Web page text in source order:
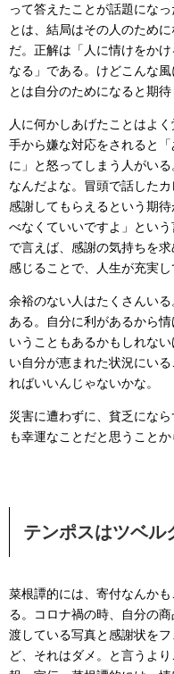
って答えたことが話題にな
とは、結局はその人のため
だ。正解は「人に情けをか
なる」である。けどこんな
とは自分のためになると期
人に何かしあげたことはよ
手から嫌な対応をされると
に」と怒ってしまう人がい
なんだよな。冒頭で話した
感謝してもらえるという期
べなくていいですよ」とい
で言えば、感謝の気持ちを
感じることで、人生が充実し
余裕のない人はたくさんい
ある。自分に利があるから
いうこともあるかもしれな
い自分が恵まれた状況にい
ればいいんじゃないかな。
災害に遭わずに、貧乏にな
も幸運なことだと思うことか
テンポスはツベル
菜根譚的には、寄付なんか
る。コロナ禍の時、自分の
渡している写真と感謝状を
ど、それはダメ。と言うよ